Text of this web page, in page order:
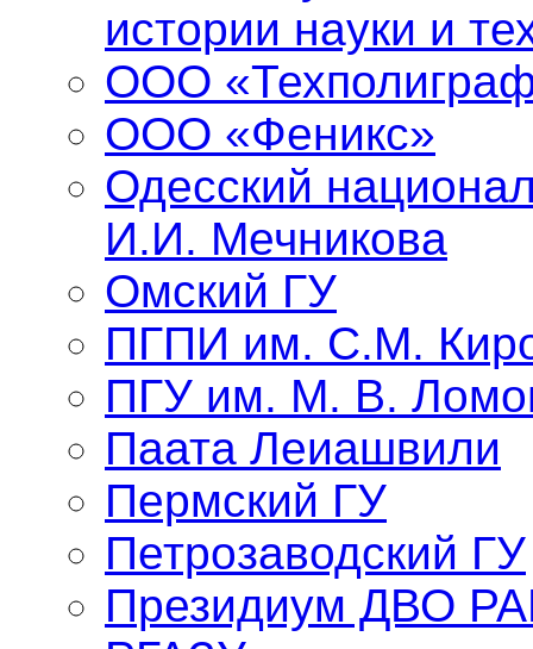
истории науки и
ООО
ООО «Феникс»
Одесский
И.И. Мечникова
Омский ГУ
ПГПИ им. С.М.
ПГУ им. М. В.
Паата Леиашвили
Пермский ГУ
Петрозаводский ГУ
Президиум ДВО